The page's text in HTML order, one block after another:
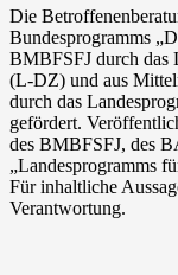
Die
Bundesprogramms
BMBFSFJ durch das
(L-DZ) und aus
durch das
gefördert.
des BMBFSFJ, des
„Landesprogramms
Für inhaltliche
Verantwortung.